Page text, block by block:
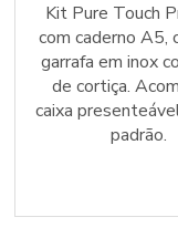
Kit Pure Touch
com caderno A5,
garrafa em inox
de cortiça.
caixa
padrão.